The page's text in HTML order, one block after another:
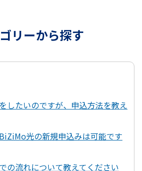
リーから探す
したいのですが、申込方法を教え
光の新規申込みは可能です
の流れについて教えてください